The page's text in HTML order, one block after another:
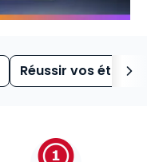
Réussir vos études